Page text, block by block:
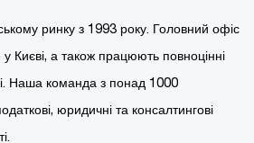
ринку з 1993 року. Головний офіс
Києві, а також працюють повноцінні
Наша команда з понад 1000
юридичні та консалтингові